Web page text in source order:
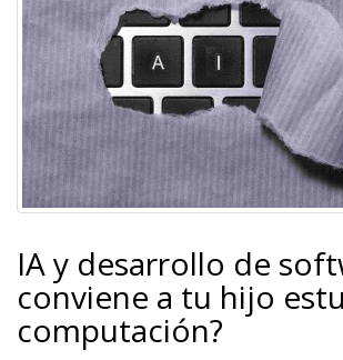
IA y desarrollo de
conviene a tu hijo
computación?